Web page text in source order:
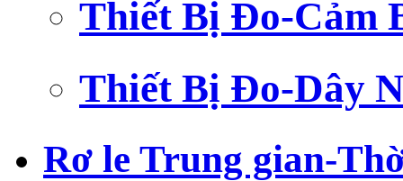
Thiết Bị Đo-Cảm
Thiết Bị Đo-Dây
Rơ le Trung gian-